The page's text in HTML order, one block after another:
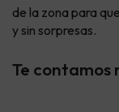
de la zona para
y sin sorpresas.
Te contamos